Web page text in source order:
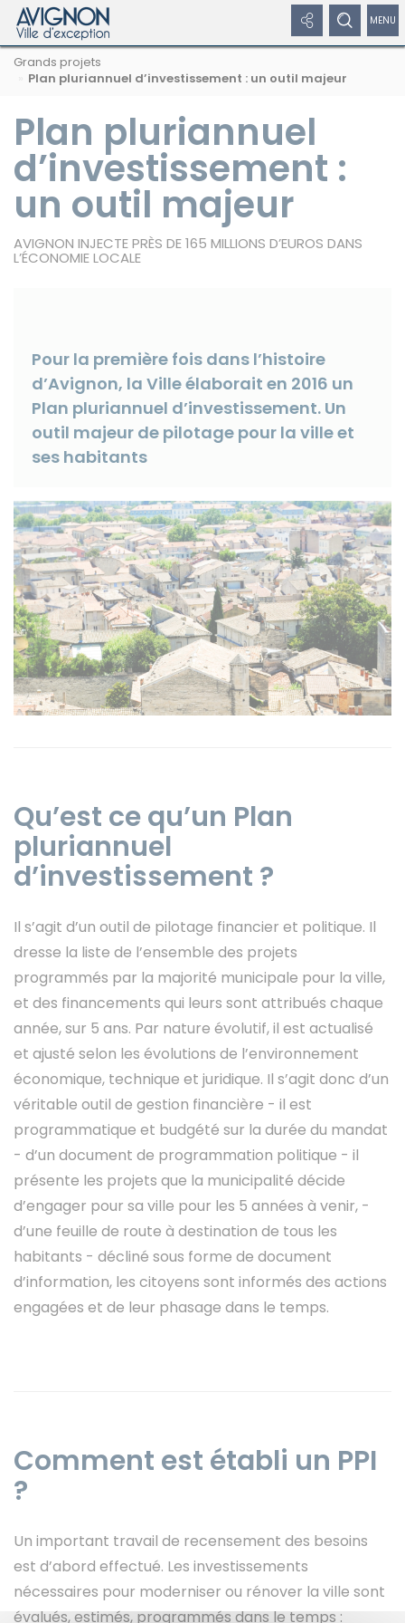
Afficher
recherche
Rechercher
sur
Afficher
sociaux
Nous
suivre
les
réseaux
sociaux
les
liens
Twitter
Instagram
Navigation
parGrands projets
Plan pluriannuel d’investissement : un outil majeur
Plan pluriannuel
d’investissement :
un outil majeur
AVIGNON INJECTE PRÈS DE 165 MILLIONS D’EUROS DANS
L’ÉCONOMIE LOCALE
Pour la première fois dans l’histoire
d’Avignon, la Ville élaborait en 2016 un
Plan pluriannuel d’investissement. Un
outil majeur de pilotage pour la ville et
ses habitants
Qu’est ce qu’un Plan
pluriannuel
d’investissement ?
Il s’agit d’un outil de pilotage financier et politique. Il
dresse la liste de l’ensemble des projets
programmés par la majorité municipale pour la ville,
et des financements qui leurs sont attribués chaque
année, sur 5 ans. Par nature évolutif, il est actualisé
et ajusté selon les évolutions de l’environnement
économique, technique et juridique. Il s’agit donc d’un
véritable outil de gestion financière - il est
programmatique et budgété sur la durée du mandat
- d’un document de programmation politique - il
présente les projets que la municipalité décide
d’engager pour sa ville pour les 5 années à venir, -
d’une feuille de route à destination de tous les
habitants - décliné sous forme de document
d’information, les citoyens sont informés des actions
engagées et de leur phasage dans le temps.
Comment est établi un PPI
?
Un important travail de recensement des besoins
est d’abord effectué. Les investissements
nécessaires pour moderniser ou rénover la ville sont
évalués, estimés, programmés dans le temps :
Panneau de gestion des cookies